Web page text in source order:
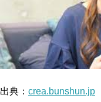
出典： crea.bunshun.jp